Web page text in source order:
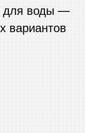
для воды —
вариантов